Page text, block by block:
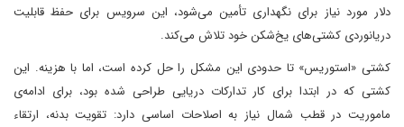
دلار مورد نیاز برای نگهداری تأمین می‌شود، این سرویس برای حفظ قابلیت
دریانوردی کشتی‌های یخ‌شکن خود تلاش می‌کند.
کشتی «استوریس» تا حدودی این مشکل را حل کرده است، اما با هزینه. این
کشتی که در ابتدا برای کار تدارکات دریایی طراحی شده بود، برای ادامه‌ی
ماموریت در قطب شمال نیاز به اصلاحات اساسی دارد: تقویت بدنه، ارتقاء